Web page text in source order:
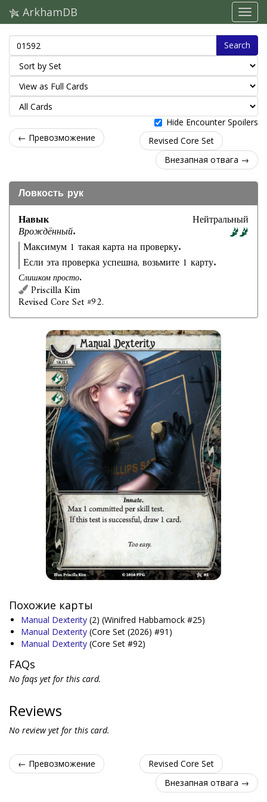
ArkhamDB
Search
Hide Encounter Spoilers
← Превозможение
Revised Core Set
Внезапная отвага →
Ловкость рук
Навык
Врождённый.
Нейтральный
Максимум 1 такая карта на проверку.
Если эта проверка успешна, возьмите 1 карту.
Слишком просто.
Priscilla Kim
Revised Core Set #92.
Похожие карты
Manual Dexterity (2) (Winifred Habbamock #25)
Manual Dexterity (Core Set (2026) #91)
Manual Dexterity (Core Set #92)
FAQs
No faqs yet for this card.
Reviews
No review yet for this card.
← Превозможение
Revised Core Set
Внезапная отвага →